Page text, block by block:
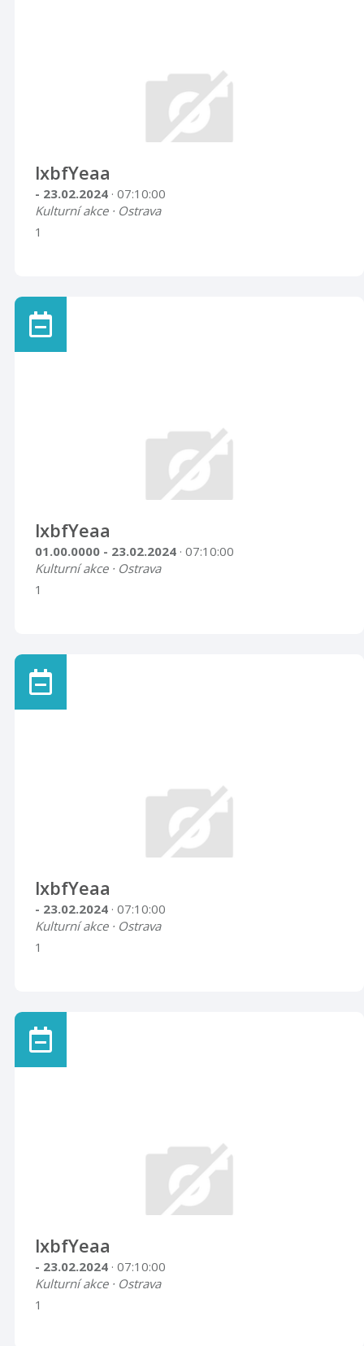
lxbfYeaa
- 23.02.2024 · 07:10:00
Kulturní akce · Ostrava
1
lxbfYeaa
01.00.0000 - 23.02.2024 · 07:10:00
Kulturní akce · Ostrava
1
lxbfYeaa
- 23.02.2024 · 07:10:00
Kulturní akce · Ostrava
1
lxbfYeaa
- 23.02.2024 · 07:10:00
Kulturní akce · Ostrava
1